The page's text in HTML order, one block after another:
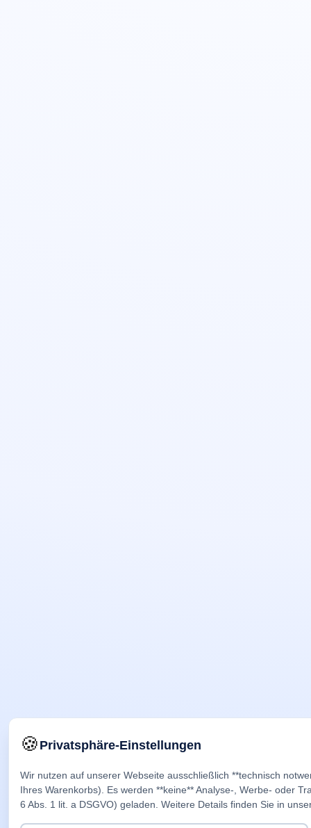
🍪Privatsphäre-Einstellungen
Wir nutzen auf unserer Webseite ausschließlich **technisch
Ihres Warenkorbs). Es werden **keine** Analyse-, Werbe- oder
6 Abs. 1 lit. a DSGVO) geladen. Weitere Details finden Sie in